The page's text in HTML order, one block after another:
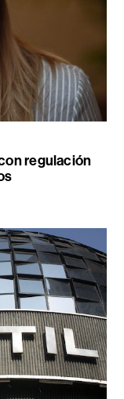
regulación